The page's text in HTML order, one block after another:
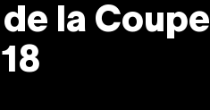
la Coupe